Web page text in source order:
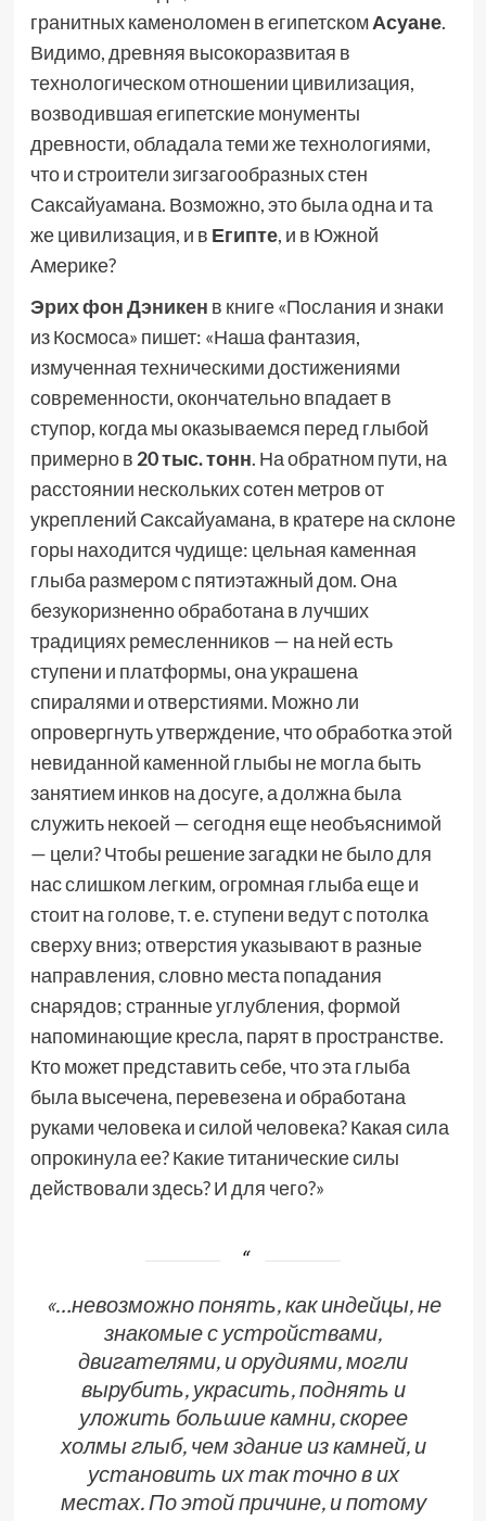
гранитных каменоломен в египетскомАсуане.
Видимо, древняя высокоразвитая в
технологическом отношении цивилизация,
возводившая египетские монументы
древности, обладала теми же технологиями,
что и строители зигзагообразных стен
Саксайуамана. Возможно, это была одна и та
же цивилизация, и в Египте, и в Южной
Америке?
Эрих фон Дэникен в книге «Послания и знаки
из Космоса» пишет: «Наша фантазия,
измученная техническими достижениями
современности, окончательно впадает в
ступор, когда мы оказываемся перед глыбой
примерно в 20 тыс. тонн. На обратном пути, на
расстоянии нескольких сотен метров от
укреплений Саксайуамана, в кратере на склоне
горы находится чудище: цельная каменная
глыба размером с пятиэтажный дом. Она
безукоризненно обработана в лучших
традициях ремесленников — на ней есть
ступени и платформы, она украшена
спиралями и отверстиями. Можно ли
опровергнуть утверждение, что обработка этой
невиданной каменной глыбы не могла быть
занятием инков на досуге, а должна была
служить некоей — сегодня еще необъяснимой
— цели? Чтобы решение загадки не было для
нас слишком легким, огромная глыба еще и
стоит на голове, т. е. ступени ведут с потолка
сверху вниз; отверстия указывают в разные
направления, словно места попадания
снарядов; странные углубления, формой
напоминающие кресла, парят в пространстве.
Кто может представить себе, что эта глыба
была высечена, перевезена и обработана
руками человека и силой человека? Какая сила
опрокинула ее? Какие титанические силы
действовали здесь? И для чего?»
«…невозможно понять, как индейцы, не
знакомые с устройствами,
двигателями, и орудиями, могли
вырубить, украсить, поднять и
уложить большие камни, скорее
холмы глыб, чем здание из камней, и
установить их так точно в их
местах. По этой причине, и потому